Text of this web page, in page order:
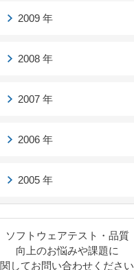
2009 年
2008 年
2007 年
2006 年
2005 年
ソフトウェアテスト・品質
向上のお悩みや課題に
関してお問い合わせください